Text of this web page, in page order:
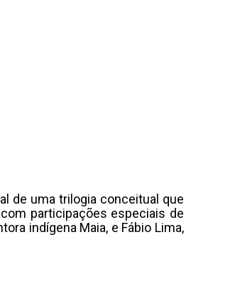
de uma trilogia conceitual que
participações especiais de
indígena Maia, e Fábio Lima,